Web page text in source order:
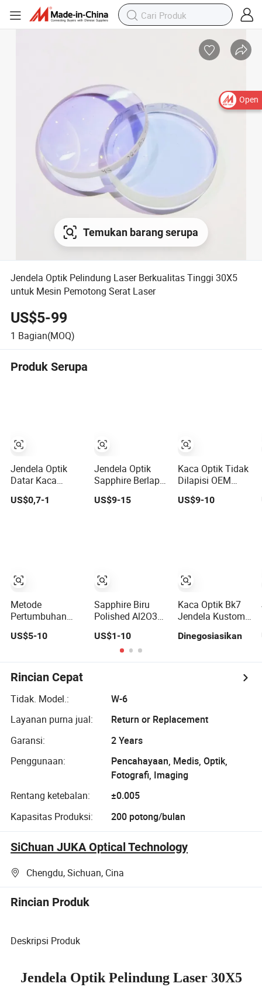
Open
Temukan barang serupa
Jendela Optik Pelindung Laser Berkualitas Tinggi 30X5
untuk Mesin Pemotong Serat Laser
US$5-99
1 Bagian(MOQ)
Produk Serupa
Jendela Optik
Datar Kaca
Kuarsa Tahan
Tekanan Super
US$0,7-1
Metode
Pertumbuhan
Optik Lensa
Kaca Jendela
Sapphire Optik
US$5-10
Jendela Optik
Sapphire Berlapis
Kualitas Standar
Kaca Borosilikat
US$9-15
Sapphire Biru
Polished Al2O3
Kaca Kristal
Jendela Sapphire
Optik Jam
US$1-10
Kaca Optik Tidak
Dilapisi OEM
Pelat Jendela
Inframerah (IR)
US$9-10
Kaca Optik Bk7
Jendela Kustom
Pelapisan
Dinegosiasikan
Rincian Cepat
Tidak. Model.:
W-6
Layanan purna jual:
Return or Replacement
Garansi:
2 Years
Penggunaan:
Pencahayaan, Medis, Optik,
Fotografi, Imaging
Rentang ketebalan:
±0.005
Kapasitas Produksi:
200 potong/bulan
SiChuan JUKA Optical Technology
Chengdu, Sichuan, Cina
Rincian Produk
Deskripsi Produk
Jendela Optik Pelindung Laser 30X5